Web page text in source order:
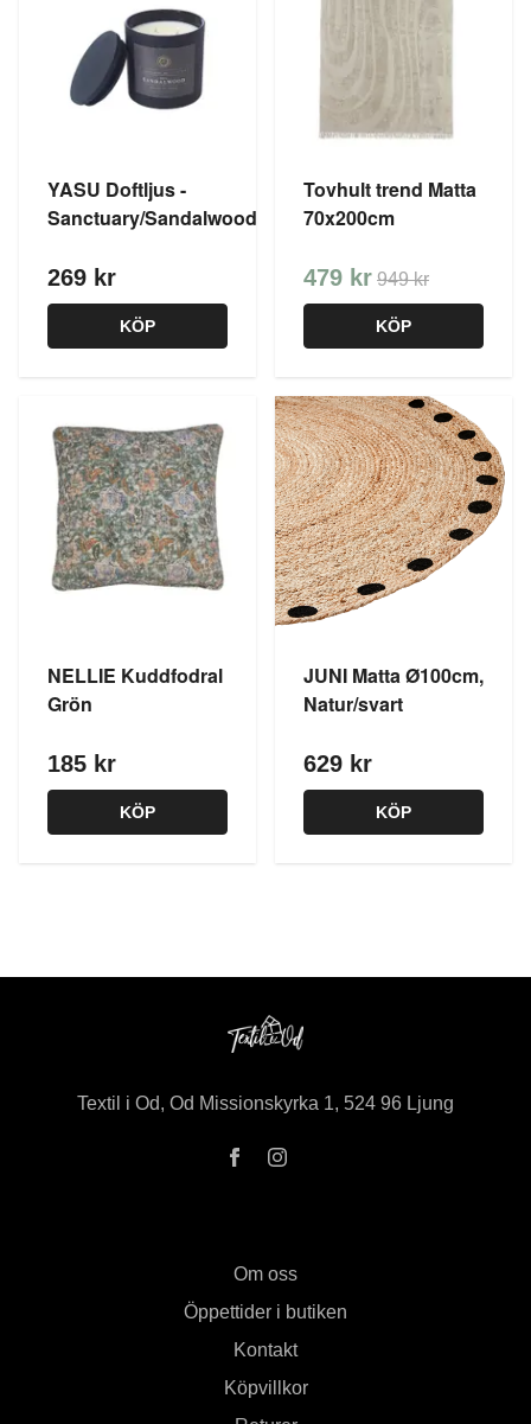
YASU Doftljus -
Sanctuary/Sandalwood
269 kr
KÖP
Tovhult trend Matta
70x200cm
479 kr 949 kr
KÖP
NELLIE Kuddfodral
Grön
185 kr
KÖP
JUNI Matta Ø100cm,
Natur/svart
629 kr
KÖP
Textil i Od, Od Missionskyrka 1, 524 96 Ljung
Om oss
Öppettider i butiken
Kontakt
Köpvillkor